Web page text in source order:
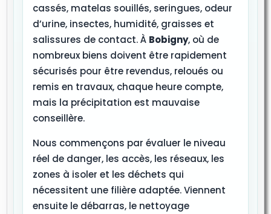
cassés, matelas souillés, seringues, odeur
d’urine, insectes, humidité, graisses et
salissures de contact. À Bobigny, où de
nombreux biens doivent être rapidement
sécurisés pour être revendus, reloués ou
remis en travaux, chaque heure compte,
mais la précipitation est mauvaise
conseillère.
Nous commençons par évaluer le niveau
réel de danger, les accès, les réseaux, les
zones à isoler et les déchets qui
nécessitent une filière adaptée. Viennent
ensuite le débarras, le nettoyage